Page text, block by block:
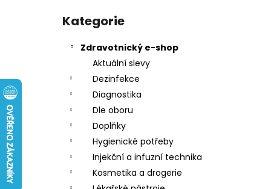
Přeskočit
kategorie
Kategorie
Zdravotnický e-shop
Aktuální slevy
Dezinfekce
Diagnostika
Dle oboru
Doplňky
Hygienické potřeby
Injekční a infuzní technika
Kosmetika a drogerie